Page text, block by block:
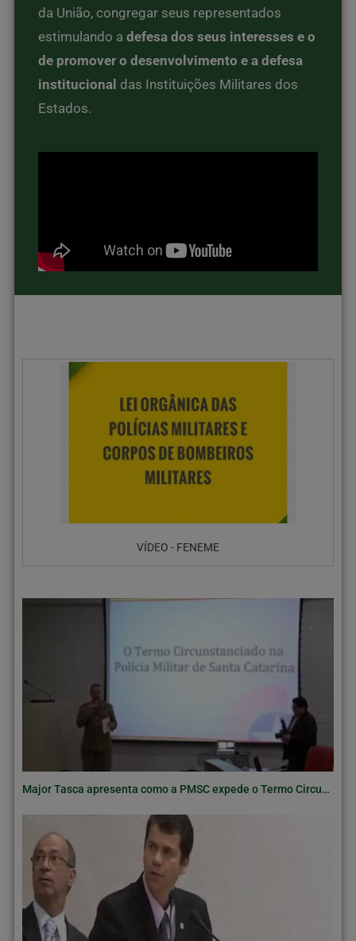
da União, congregar seus representados
estimulando a defesa dos seus interesses e o
de promover o desenvolvimento e a defesa
institucional das Instituições Militares dos
Estados.
VÍDEO - FENEME
Major Tasca apresenta como a PMSC expede o Termo Circunstanciado de Ocorrência